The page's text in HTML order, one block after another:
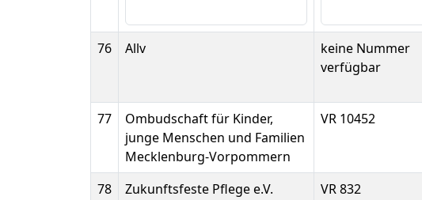
76 Allv
keine Nummer
verfügbar
77
Ombudschaft für Kinder,
junge Menschen und Familien
Mecklenburg-Vorpommern
VR 10452
78 Zukunftsfeste Pflege e.V. VR 832